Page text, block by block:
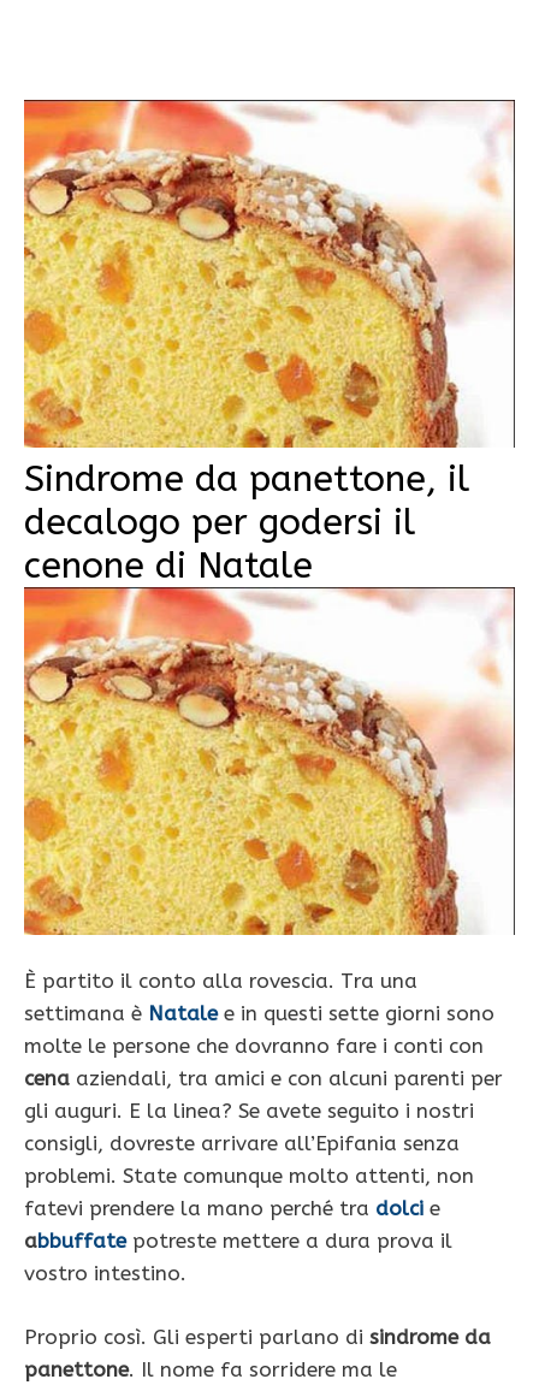
Sindrome da panettone, il
decalogo per godersi il
cenone di Natale
È partito il conto alla rovescia. Tra una
settimana è Natale e in questi sette giorni sono
molte le persone che dovranno fare i conti con
cena aziendali, tra amici e con alcuni parenti per
gli auguri. E la linea? Se avete seguito i nostri
consigli, dovreste arrivare all’Epifania senza
problemi. State comunque molto attenti, non
fatevi prendere la mano perché tra dolci e
abbuffate potreste mettere a dura prova il
vostro intestino.
Proprio così. Gli esperti parlano di sindrome da
panettone. Il nome fa sorridere ma le